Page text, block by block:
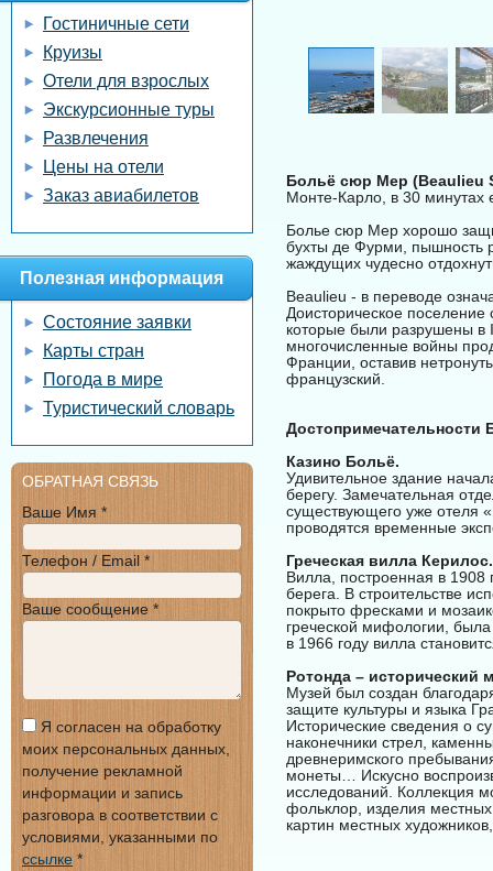
Больё сюр Мер (Beaulieu
Монте-Карло, в 30 минутах
Болье сюр Мер хорошо
бухты де Фурми, пышность
жаждущих чудесно
Beaulieu - в переводе
Доисторическое
которые были разрушены в
многочисленные войны
Франции, оставив
французский.
Казино Больё.
Удивительное здание
берегу. Замечательная
существующего уже отеля
проводятся временные
Греческая вилла Керилос.
Вилла, построенная в 1908
берега. В строительстве
покрыто фресками и
греческой мифологии,
в 1966 году вилла
Ротонда – исторический
Музей был создан
защите культуры и языка
Исторические сведения о
наконечники стрел,
древнеримского
монеты… Искусно
исследований. Коллекция
фольклор, изделия
картин местных
Гостиничные сети
Круизы
Отели для взрослых
Экскурсионные туры
Развлечения
Цены на отели
Заказ авиабилетов
Полезная информация
Состояние заявки
Карты стран
Погода в мире
Туристический словарь
ОБРАТНАЯ СВЯЗЬ
Ваше Имя *
Телефон / Email *
Ваше сообщение *
Я согласен на обработку
моих персональных данных,
получение рекламной
информации и запись
разговора в соответствии с
условиями, указанными по
ссылке *